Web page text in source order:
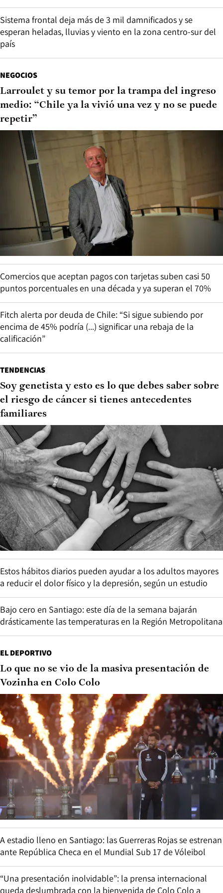
Sistema frontal deja más de 3 mil damnificados y se
esperan heladas, lluvias y viento en la zona centro-sur del
país
NEGOCIOS
Larroulet y su temor por la trampa del ingreso
medio: “Chile ya la vivió una vez y no se puede
repetir”
Comercios que aceptan pagos con tarjetas suben casi 50
puntos porcentuales en una década y ya superan el 70%
Fitch alerta por deuda de Chile: “Si sigue subiendo por
encima de 45% podría (...) significar una rebaja de la
calificación”
TENDENCIAS
Soy genetista y esto es lo que debes saber sobre
el riesgo de cáncer si tienes antecedentes
familiares
Estos hábitos diarios pueden ayudar a los adultos mayores
a reducir el dolor físico y la depresión, según un estudio
Bajo cero en Santiago: este día de la semana bajarán
drásticamente las temperaturas en la Región Metropolitana
EL DEPORTIVO
Lo que no se vio de la masiva presentación de
Vozinha en Colo Colo
A estadio lleno en Santiago: las Guerreras Rojas se estrenan
ante República Checa en el Mundial Sub 17 de Vóleibol
“Una presentación inolvidable”: la prensa internacional
queda deslumbrada con la bienvenida de Colo Colo a